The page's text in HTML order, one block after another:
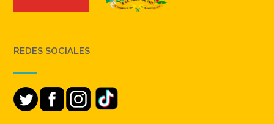
REDES SOCIALES